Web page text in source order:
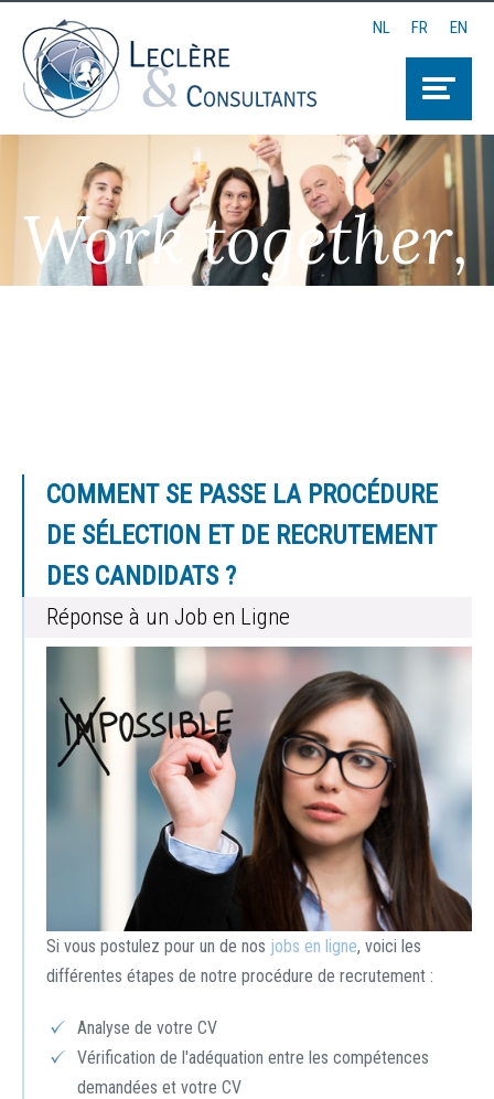
Work together,
NL FR EN
COMMENT SE PASSE LA PROCÉDURE
DE SÉLECTION ET DE RECRUTEMENT
DES CANDIDATS ?
Réponse à un Job en Ligne
Si vous postulez pour un de nos jobs en ligne, voici les
différentes étapes de notre procédure de recrutement :
Analyse de votre CV
Vérification de l'adéquation entre les compétences
demandées et votre CV